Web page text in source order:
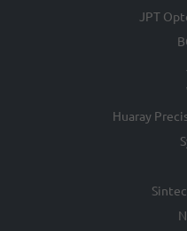
JPT
Huaray